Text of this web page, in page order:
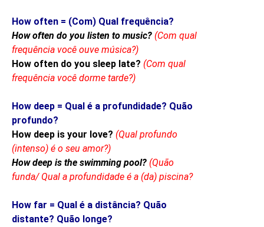
How often = (Com) Qual frequência?
How often do you listen to music? (Com qual
frequência você ouve música?)
How often do you sleep late? (Com qual
frequência você dorme tarde?)
How deep = Qual é a profundidade? Quão
profundo?
How deep is your love? (Qual profundo
(intenso) é o seu amor?)
How deep is the swimming pool? (Quão
funda/ Qual a profundidade é a (da) piscina?
How far = Qual é a distância? Quão
distante? Quão longe?